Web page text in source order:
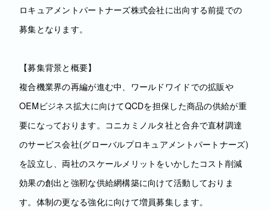
ロキュアメントパートナーズ株式会社に出向する前提での
募集となります。
【募集背景と概要】
複合機業界の再編が進む中、ワールドワイドでの拡販や
OEMビジネス拡大に向けてQCDを担保した商品の供給が重
要になっております。コニカミノルタ社と合弁で直材調達
のサービス会社(グローバルプロキュアメントパートナーズ)
を設立し、両社のスケールメリットをいかしたコスト削減
効果の創出と強靭な供給網構築に向けて活動しておりま
す。体制の更なる強化に向けて増員募集します。